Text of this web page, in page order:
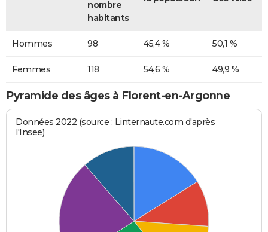
nombre
habitants
Hommes 98 45,4 % 50,1 %
Femmes 118 54,6 % 49,9 %
Pyramide des âges à Florent-en-Argonne
Données 2022 (source : Linternaute.com d'après
l'Insee)